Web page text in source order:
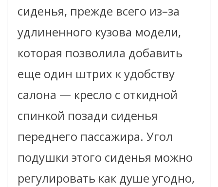
сиденья, прежде всего из–за
удлиненного кузова модели,
которая позволила добавить
еще один штрих к удобству
салона — кресло с откидной
спинкой позади сиденья
переднего пассажира. Угол
подушки этого сиденья можно
регулировать как душе угодно,